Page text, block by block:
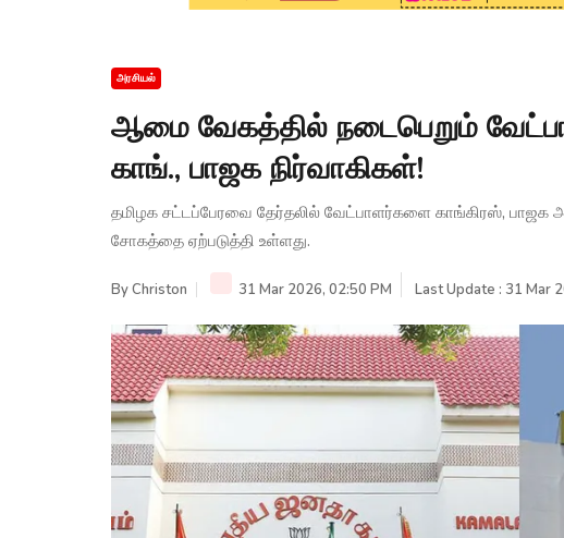
அரசியல்
ஆமை வேகத்தில் நடைபெறும்
காங்., பாஜக நிர்வாகிகள்!
தமிழக சட்டப்பேரவை தேர்தலில் வேட்பாளர்களை காங்கிரஸ், பாஜக
சோகத்தை ஏற்படுத்தி உள்ளது.
ByChriston 31 Mar 2026, 02:50 PM Last Update : 31 Mar